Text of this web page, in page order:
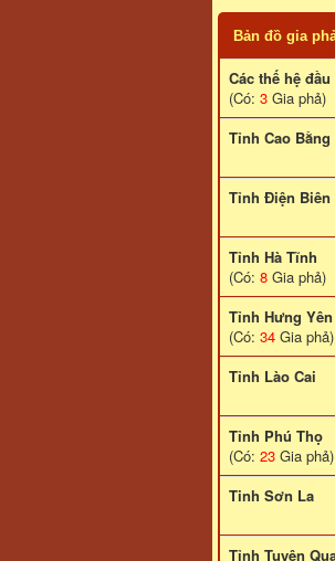
Bản đồ gia
Các thế hệ đầu
(Có: 3 Gia phả)
Tỉnh Cao Bằng
Tỉnh Điện Biên
Tỉnh Hà Tĩnh
(Có: 8 Gia phả)
Tỉnh Hưng Yên
(Có: 34 Gia phả)
Tỉnh Lào Cai
Tỉnh Phú Thọ
(Có: 23 Gia phả)
Tinh Sơn La
Tỉnh Tuyên